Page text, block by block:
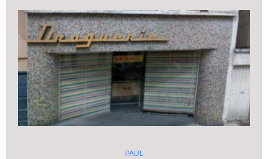
PAUL